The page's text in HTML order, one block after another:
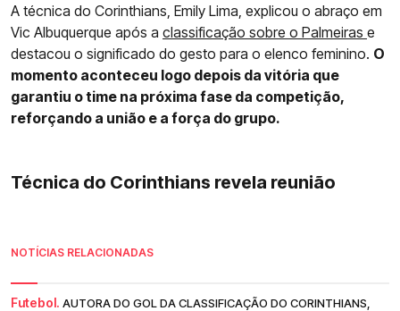
A técnica do Corinthians, Emily Lima, explicou o abraço em
Vic Albuquerque após a classificação sobre o Palmeiras e
destacou o significado do gesto para o elenco feminino. O
momento aconteceu logo depois da vitória que
garantiu o time na próxima fase da competição,
reforçando a união e a força do grupo.
Técnica do Corinthians revela reunião
NOTÍCIAS RELACIONADAS
Futebol. AUTORA DO GOL DA CLASSIFICAÇÃO DO CORINTHIANS,